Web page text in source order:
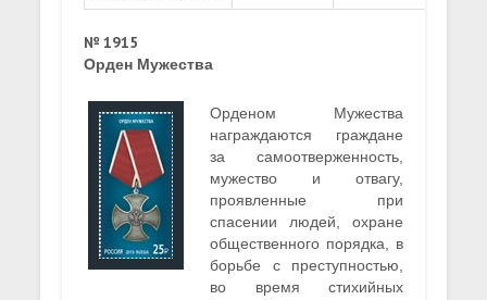
№ 1915
Орден Мужества
Орденом Мужества
награждаются граждане
за самоотверженность,
мужество и отвагу,
проявленные при
спасении людей, охране
общественного порядка, в
борьбе с преступностью,
во время стихийных